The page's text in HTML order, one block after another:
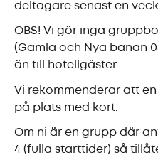
deltagare senast en
OBS! Vi gör inga
(Gamla och Nya banan
än till hotellgäster.
Vi rekommenderar att
på plats med kort.
Om ni är en grupp där
4 (fulla starttider) så